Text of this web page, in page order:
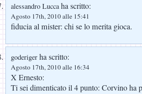
alessandro Luccaha scritto:
Agosto 17th, 2010 alle 15:41
fiducia al mister: chi se lo merita gioca.
goderiger ha scritto:
Agosto 17th, 2010 alle 16:34
X Ernesto:
Ti sei dimenticato il 4 punto: Corvino ha